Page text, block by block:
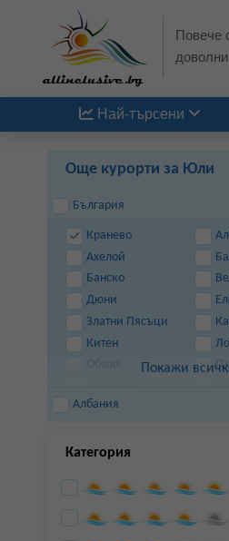
Повече
Най-търсени
Още курорти за Юли
България
Покажи
Кранево
Ахелой
Банско
Дюни
Златни Пясъци
Китен
Обзор
Сандански
Царево
Албания
Категория